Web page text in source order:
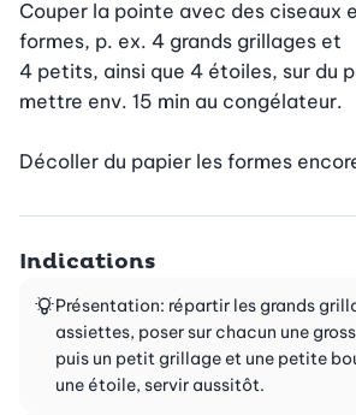
Couper la pointe avec des ciseaux
formes, p. ex. 4 grands grillages et
4 petits, ainsi que 4 étoiles, sur du
mettre env. 15 min au congélateur.
Décoller du papier les formes
Indications
Présentation: répartir les grands
assiettes, poser sur chacun une
puis un petit grillage et une petite
une étoile, servir aussitôt.